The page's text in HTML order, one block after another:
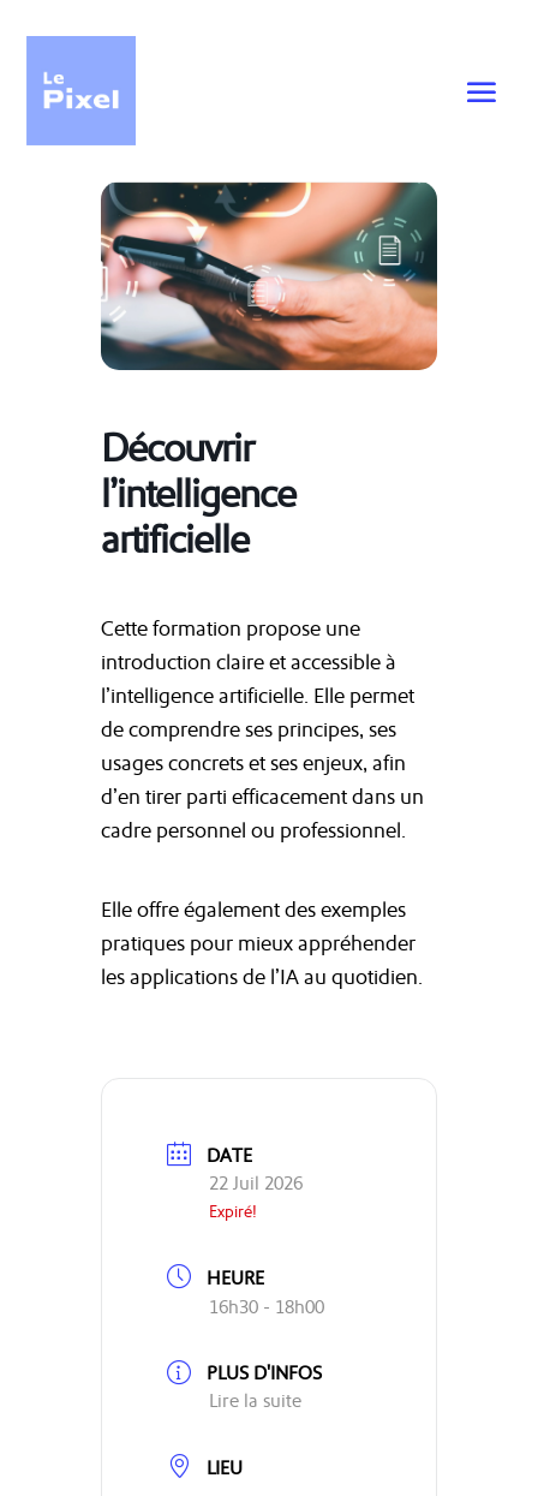
Découvrir
l’intelligence
artificielle
Cette formation propose une
introduction claire et accessible à
l’intelligence artificielle. Elle permet
de comprendre ses principes, ses
usages concrets et ses enjeux, afin
d’en tirer parti efficacement dans un
cadre personnel ou professionnel.
Elle offre également des exemples
pratiques pour mieux appréhender
les applications de l’IA au quotidien.
DATE
22 Juil 2026
Expiré!
HEURE
16h30 - 18h00
PLUS D'INFOS
Lire la suite
LIEU